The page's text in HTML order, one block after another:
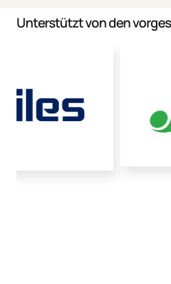
Unterstützt von den